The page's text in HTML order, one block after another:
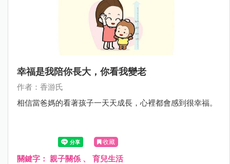
幸福是我陪你長大，你看我變老
作者：香游氏
相信當爸媽的看著孩子一天天成長，心裡都會感到很幸福。
收藏
關鍵字： 親子關係 、 育兒生活